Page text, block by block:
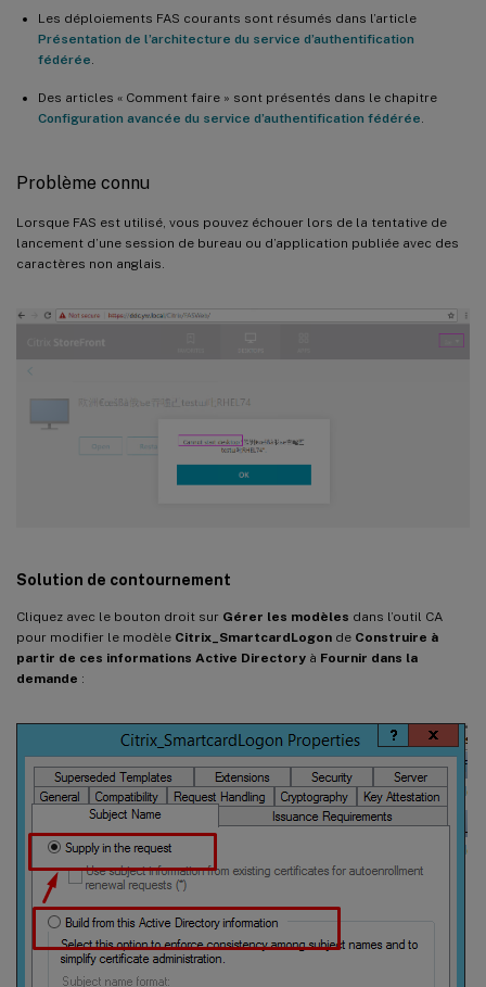
Les déploiements FAS courants sont résumés dans l’article
Présentation de l’architecture du service d’authentification
fédérée
Des articles « Comment faire » sont présentés dans le chapitre
Configuration avancée du service d’authentification fédérée
Problème connu
Lorsque FAS est utilisé, vous pouvez échouer lors de la tentative de
lancement d’une session de bureau ou d’application publiée avec des
caractères non anglais.
Solution de contournement
Cliquez avec le bouton droit sur Gérer les modèles dans l’outil CA
pour modifier le modèle Citrix_SmartcardLogon de Construire à
partir de ces informations Active Directory à Fournir dans la
demande :